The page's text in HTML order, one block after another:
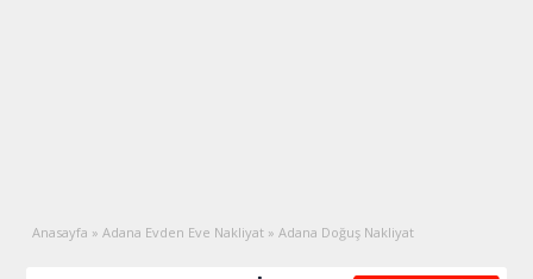
Anasayfa » Adana Evden Eve Nakliyat » Adana Doğuş Nakliyat